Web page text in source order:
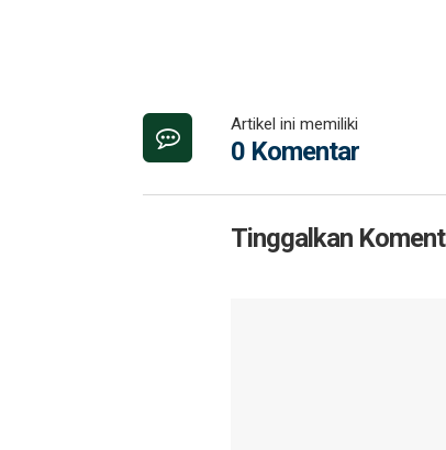
Artikel ini memiliki
0 Komentar
Tinggalkan